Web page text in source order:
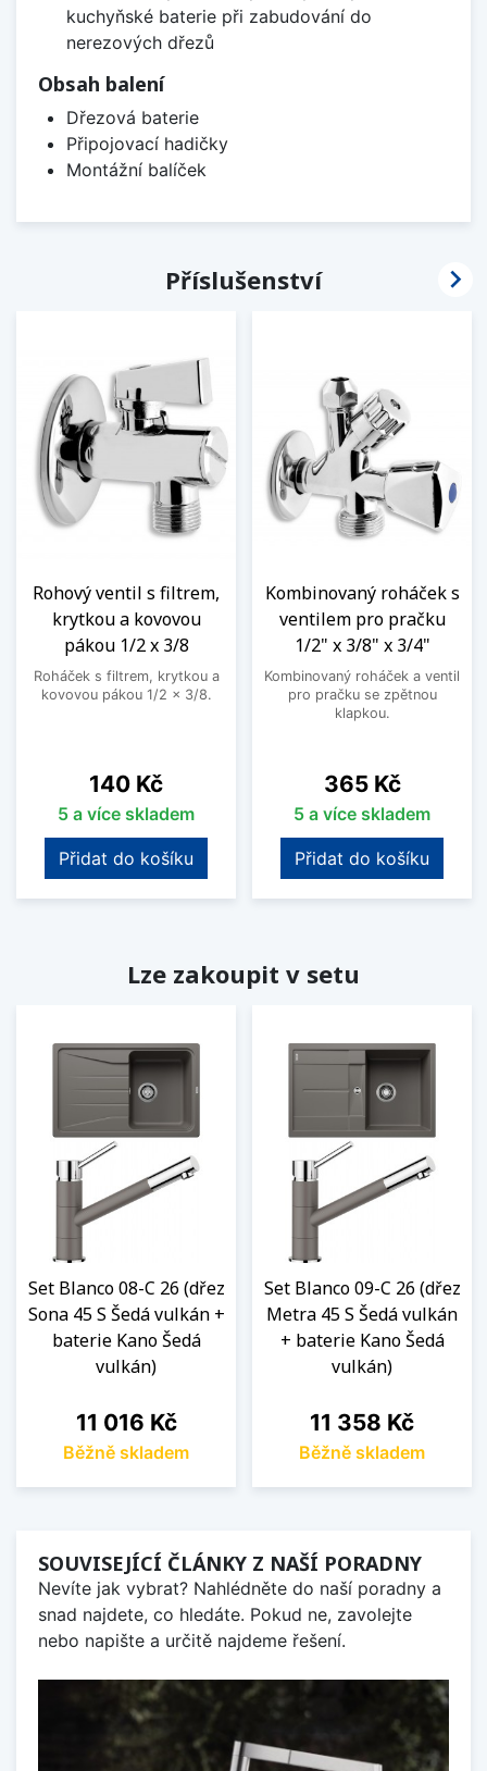
kuchyňské baterie při zabudování do
nerezových dřezů
Obsah balení
Dřezová baterie
Připojovací hadičky
Montážní balíček
Příslušenství
Rohový ventil s filtrem,
krytkou a kovovou
pákou 1/2 x 3/8
Roháček s filtrem, krytkou a
kovovou pákou 1/2 x 3/8.
Cena
140 Kč
5 a více skladem
Přidat do košíku
Kombinovaný roháček s
ventilem pro pračku
1/2" x 3/8" x 3/4"
Kombinovaný roháček a ventil
pro pračku se zpětnou
klapkou.
Cena
365 Kč
5 a více skladem
Přidat do košíku

Lze zakoupit v setu
Set Blanco 08-C 26 (dřez
Sona 45 S Šedá vulkán +
baterie Kano Šedá
vulkán)
Cena
11 016 Kč
Běžně skladem
Set Blanco 09-C 26 (dřez
Metra 45 S Šedá vulkán
+ baterie Kano Šedá
vulkán)
Cena
11 358 Kč
Běžně skladem
SOUVISEJÍCÍ ČLÁNKY Z NAŠÍ PORADNY
Nevíte jak vybrat? Nahlédněte do naší poradny a
snad najdete, co hledáte. Pokud ne, zavolejte
nebo napište a určitě najdeme řešení.